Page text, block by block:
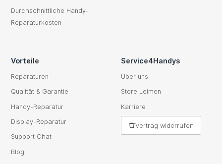
Durchschnittliche Handy-
Reparaturkosten
Vorteile
Reparaturen
Qualität & Garantie
Handy-Reparatur
Display-Reparatur
Support Chat
Blog
Service4Handys
Über uns
Store Leimen
Karriere
Vertrag widerrufen